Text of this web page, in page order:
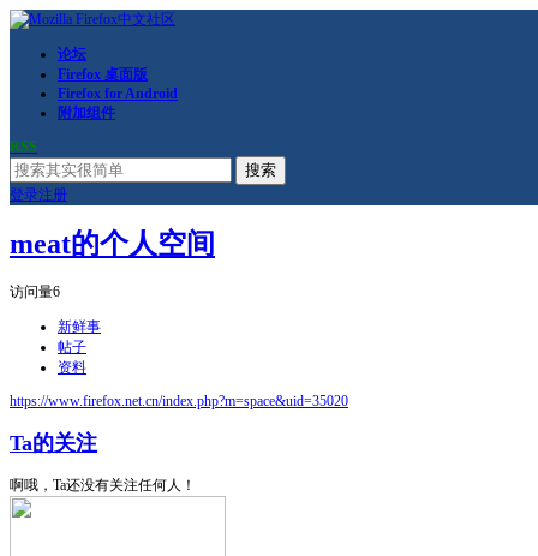
论坛
Firefox 桌面版
Firefox for Android
附加组件
RSS
搜索
登录注册
meat的个人空间
访问量6
新鲜事
帖子
资料
https://www.firefox.net.cn/index.php?m=space&uid=35020
Ta的关注
啊哦，Ta还没有关注任何人！